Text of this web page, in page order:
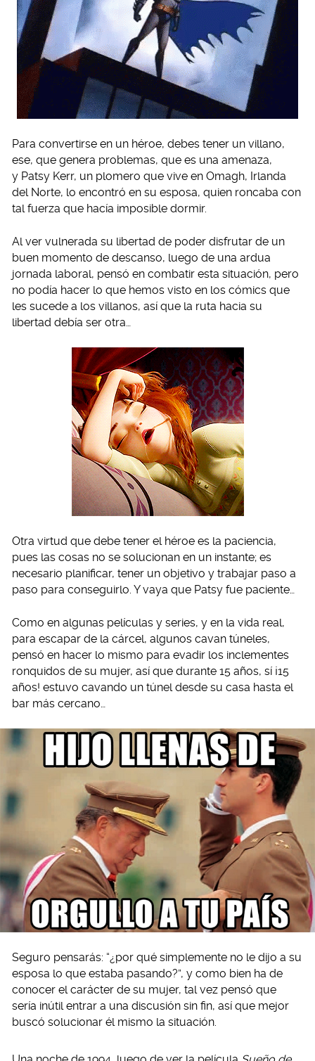
Para convertirse en un héroe, debes tener un villano,
ese, que genera problemas, que es una amenaza,
y Patsy Kerr, un plomero que vive en Omagh, Irlanda
del Norte, lo encontró en su esposa, quien roncaba con
tal fuerza que hacía imposible dormir.
Al ver vulnerada su libertad de poder disfrutar de un
buen momento de descanso, luego de una ardua
jornada laboral, pensó en combatir esta situación, pero
no podía hacer lo que hemos visto en los cómics que
les sucede a los villanos, así que la ruta hacia su
libertad debía ser otra…
Otra virtud que debe tener el héroe es la paciencia,
pues las cosas no se solucionan en un instante; es
necesario planificar, tener un objetivo y trabajar paso a
paso para conseguirlo. Y vaya que Patsy fue paciente…
Como en algunas películas y series, y en la vida real,
para escapar de la cárcel, algunos cavan túneles,
pensó en hacer lo mismo para evadir los inclementes
ronquidos de su mujer, así que durante 15 años, sí ¡15
años! estuvo cavando un túnel desde su casa hasta el
bar más cercano…
Seguro pensarás: “¿por qué simplemente no le dijo a su
esposa lo que estaba pasando?”, y como bien ha de
conocer el carácter de su mujer, tal vez pensó que
sería inútil entrar a una discusión sin fin, así que mejor
buscó solucionar él mismo la situación.